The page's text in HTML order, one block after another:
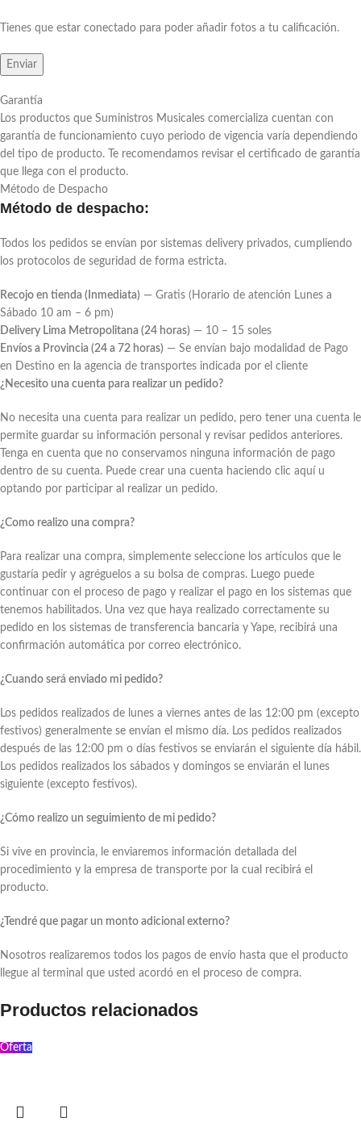
Tienes que estar conectado para poder añadir fotos a tu calificación.
Garantía
Los productos que Suministros Musicales comercializa cuentan con
garantía de funcionamiento cuyo periodo de vigencia varía dependiendo
del tipo de producto. Te recomendamos revisar el certificado de garantía
que llega con el producto.
Método de Despacho
Método de despacho:
Todos los pedidos se envían por sistemas delivery privados, cumpliendo
los protocolos de seguridad de forma estricta.
Recojo en tienda (Inmediata) — Gratis (Horario de atención Lunes a
Sábado 10 am – 6 pm)
Delivery Lima Metropolitana (24 horas) — 10 – 15 soles
Envíos a Provincia (24 a 72 horas) — Se envían bajo modalidad de Pago
en Destino en la agencia de transportes indicada por el cliente
¿Necesito una cuenta para realizar un pedido?
No necesita una cuenta para realizar un pedido, pero tener una cuenta le
permite guardar su información personal y revisar pedidos anteriores.
Tenga en cuenta que no conservamos ninguna información de pago
dentro de su cuenta. Puede crear una cuenta haciendo clic aquí u
optando por participar al realizar un pedido.
¿Como realizo una compra?
Para realizar una compra, simplemente seleccione los artículos que le
gustaría pedir y agréguelos a su bolsa de compras. Luego puede
continuar con el proceso de pago y realizar el pago en los sistemas que
tenemos habilitados. Una vez que haya realizado correctamente su
pedido en los sistemas de transferencia bancaria y Yape, recibirá una
confirmación automática por correo electrónico.
¿Cuando será enviado mi pedido?
Los pedidos realizados de lunes a viernes antes de las 12:00 pm (excepto
festivos) generalmente se envían el mismo día. Los pedidos realizados
después de las 12:00 pm o días festivos se enviarán el siguiente día hábil.
Los pedidos realizados los sábados y domingos se enviarán el lunes
siguiente (excepto festivos).
¿Cómo realizo un seguimiento de mi pedido?
Si vive en provincia, le enviaremos información detallada del
procedimiento y la empresa de transporte por la cual recibirá el
producto.
¿Tendré que pagar un monto adicional externo?
Nosotros realizaremos todos los pagos de envío hasta que el producto
llegue al terminal que usted acordó en el proceso de compra.
Productos relacionados
Oferta